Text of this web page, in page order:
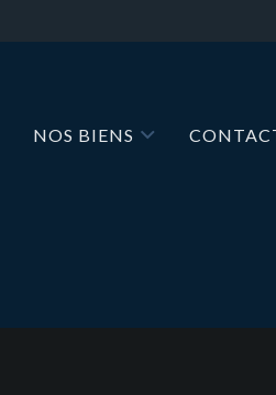
NOS BIENS